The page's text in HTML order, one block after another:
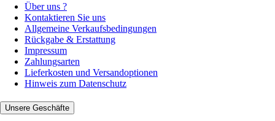
Über uns ?
Kontaktieren Sie uns
Allgemeine Verkaufsbedingungen
Rückgabe & Erstattung
Impressum
Zahlungsarten
Lieferkosten und Versandoptionen
Hinweis zum Datenschutz
Unsere Geschäfte